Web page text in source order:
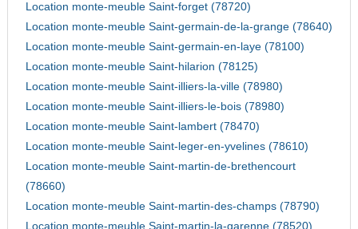
Location monte-meuble Saint-forget (78720)
Location monte-meuble Saint-germain-de-la-grange (78640)
Location monte-meuble Saint-germain-en-laye (78100)
Location monte-meuble Saint-hilarion (78125)
Location monte-meuble Saint-illiers-la-ville (78980)
Location monte-meuble Saint-illiers-le-bois (78980)
Location monte-meuble Saint-lambert (78470)
Location monte-meuble Saint-leger-en-yvelines (78610)
Location monte-meuble Saint-martin-de-brethencourt
(78660)
Location monte-meuble Saint-martin-des-champs (78790)
Location monte-meuble Saint-martin-la-garenne (78520)